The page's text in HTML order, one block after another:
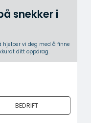
snekker i
hjelper vi deg med å finne
ditt oppdrag.
BEDRIFT